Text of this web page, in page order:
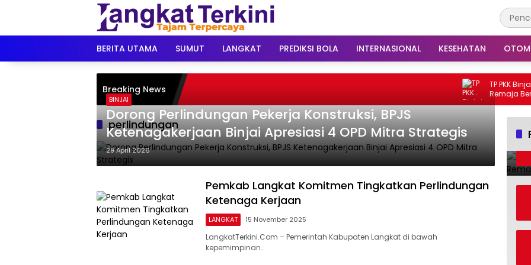
BERITA UTAMA
SUMUT LANGKAT PREDIKSI BOLA INTERNASIONAL KESEHATAN
Breaking News
TP PKK Binjai
Remaja Bersih
perlindungan
BINJAI
Dorong Perlindungan Pekerja Konstruksi, BPJS
Ketenagakerjaan Binjai Apresiasi 4 OPD Mitra Strategis
29 April 2026
Pemkab Langkat Komitmen Tingkatkan Perlindungan
Ketenaga Kerjaan
LANGKAT 15 November 2025
LangkatTerkini.Com – Pemerintah Kabupaten Langkat di bawah
kepemimpinan…